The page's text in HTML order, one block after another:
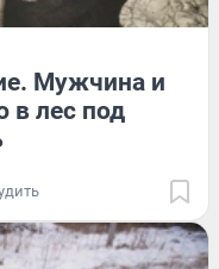
Мужчина и
в лес под